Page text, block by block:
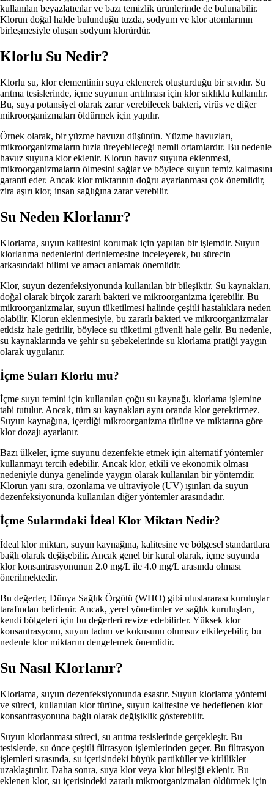
kullanılan beyazlatıcılar ve bazı temizlik ürünlerinde de bulunabilir.
Klorun doğal halde bulunduğu tuzda, sodyum ve klor atomlarının
birleşmesiyle oluşan sodyum klorürdür.
Klorlu Su Nedir?
Klorlu su, klor elementinin suya eklenerek oluşturduğu bir sıvıdır. Su
arıtma tesislerinde, içme suyunun arıtılması için klor sıklıkla kullanılır.
Bu, suya potansiyel olarak zarar verebilecek bakteri, virüs ve diğer
mikroorganizmaları öldürmek için yapılır.
Örnek olarak, bir yüzme havuzu düşünün. Yüzme havuzları,
mikroorganizmaların hızla üreyebileceği nemli ortamlardır. Bu nedenle
havuz suyuna klor eklenir. Klorun havuz suyuna eklenmesi,
mikroorganizmaların ölmesini sağlar ve böylece suyun temiz kalmasını
garanti eder. Ancak klor miktarının doğru ayarlanması çok önemlidir,
zira aşırı klor, insan sağlığına zarar verebilir.
Su Neden Klorlanır?
Klorlama, suyun kalitesini korumak için yapılan bir işlemdir. Suyun
klorlanma nedenlerini derinlemesine inceleyerek, bu sürecin
arkasındaki bilimi ve amacı anlamak önemlidir.
Klor, suyun dezenfeksiyonunda kullanılan bir bileşiktir. Su kaynakları,
doğal olarak birçok zararlı bakteri ve mikroorganizma içerebilir. Bu
mikroorganizmalar, suyun tüketilmesi halinde çeşitli hastalıklara neden
olabilir. Klorun eklenmesiyle, bu zararlı bakteri ve mikroorganizmalar
etkisiz hale getirilir, böylece su tüketimi güvenli hale gelir. Bu nedenle,
su kaynaklarında ve şehir su şebekelerinde su klorlama pratiği yaygın
olarak uygulanır.
İçme Suları Klorlu mu?
İçme suyu temini için kullanılan çoğu su kaynağı, klorlama işlemine
tabi tutulur. Ancak, tüm su kaynakları aynı oranda klor gerektirmez.
Suyun kaynağına, içerdiği mikroorganizma türüne ve miktarına göre
klor dozajı ayarlanır.
Bazı ülkeler, içme suyunu dezenfekte etmek için alternatif yöntemler
kullanmayı tercih edebilir. Ancak klor, etkili ve ekonomik olması
nedeniyle dünya genelinde yaygın olarak kullanılan bir yöntemdir.
Klorun yanı sıra, ozonlama ve ultraviyole (UV) ışınları da suyun
dezenfeksiyonunda kullanılan diğer yöntemler arasındadır.
İçme Sularındaki İdeal Klor Miktarı Nedir?
İdeal klor miktarı, suyun kaynağına, kalitesine ve bölgesel standartlara
bağlı olarak değişebilir. Ancak genel bir kural olarak, içme suyunda
klor konsantrasyonunun 2.0 mg/L ile 4.0 mg/L arasında olması
önerilmektedir.
Bu değerler, Dünya Sağlık Örgütü (WHO) gibi uluslararası kuruluşlar
tarafından belirlenir. Ancak, yerel yönetimler ve sağlık kuruluşları,
kendi bölgeleri için bu değerleri revize edebilirler. Yüksek klor
konsantrasyonu, suyun tadını ve kokusunu olumsuz etkileyebilir, bu
nedenle klor miktarını dengelemek önemlidir.
Su Nasıl Klorlanır?
Klorlama, suyun dezenfeksiyonunda esastır. Suyun klorlama yöntemi
ve süreci, kullanılan klor türüne, suyun kalitesine ve hedeflenen klor
konsantrasyonuna bağlı olarak değişiklik gösterebilir.
Suyun klorlanması süreci, su arıtma tesislerinde gerçekleşir. Bu
tesislerde, su önce çeşitli filtrasyon işlemlerinden geçer. Bu filtrasyon
işlemleri sırasında, su içerisindeki büyük partiküller ve kirlilikler
uzaklaştırılır. Daha sonra, suya klor veya klor bileşiği eklenir. Bu
eklenen klor, su içerisindeki zararlı mikroorganizmaları öldürmek için